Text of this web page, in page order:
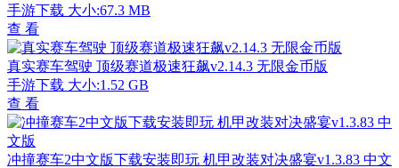
手游下载 大小:67.3 MB
查 看
真实赛车驾驶 顶级赛道极速狂飙v2.14.3 无限金币版
手游下载 大小:1.52 GB
查 看
冲撞赛车2中文版下载安装即玩 机甲改装对决盛宴v1.3.83 中文